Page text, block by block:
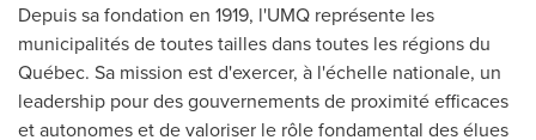
Depuis sa fondation en 1919, l'UMQ représente les
municipalités de toutes tailles dans toutes les régions du
Québec. Sa mission est d'exercer, à l'échelle nationale, un
leadership pour des gouvernements de proximité efficaces
et autonomes et de valoriser le rôle fondamental des élues